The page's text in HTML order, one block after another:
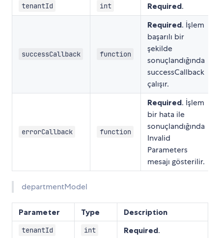
tenantId int Required.
successCallback function
Required. İşlem
başarılı bir
şekilde
sonuçlandığında
successCallback
çalışır.
errorCallback function
Required. İşlem
bir hata ile
sonuçlandığında
Invalid
Parameters
mesajı gösterilir.
departmentModel
Parameter Type Description
tenantId int Required.